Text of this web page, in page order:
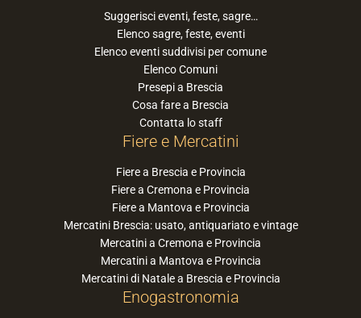
Suggerisci eventi, feste, sagre…
Elenco sagre, feste, eventi
Elenco eventi suddivisi per comune
Elenco Comuni
Presepi a Brescia
Cosa fare a Brescia
Contatta lo staff
Fiere e Mercatini
Fiere a Brescia e Provincia
Fiere a Cremona e Provincia
Fiere a Mantova e Provincia
Mercatini Brescia: usato, antiquariato e vintage
Mercatini a Cremona e Provincia
Mercatini a Mantova e Provincia
Mercatini di Natale a Brescia e Provincia
Enogastronomia